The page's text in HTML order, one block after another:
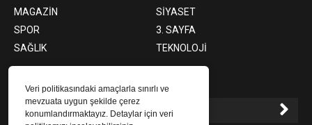
Veri politikasındaki amaçlarla sınırlı ve
mevzuata uygun şekilde çerez
konumlandırmaktayız. Detaylar için veri
MAGAZİN
SİYASET
SPOR
3. SAYFA
SAĞLIK
TEKNOLOJİ